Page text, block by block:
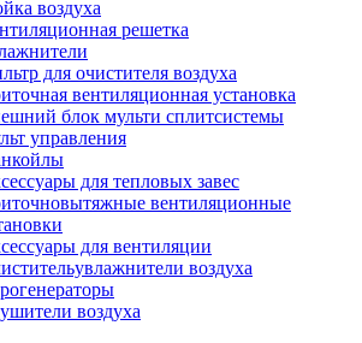
воздуха
решетка
для очистителя воздуха
вентиляционная установка
блок мульти сплитсистемы
управления
для тепловых завес
вентиляционные
для вентиляции
воздуха
воздуха